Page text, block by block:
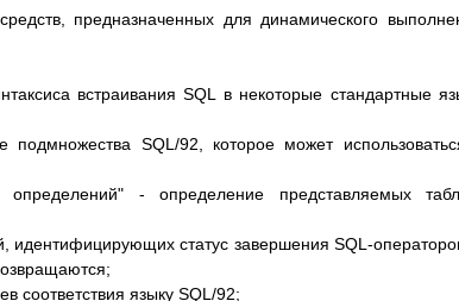
предназначенных для динамического
встраивания SQL в некоторые стандартные
SQL/92, которое может
- определение представляемых
идентифицирующих статус завершения SQL-
соответствия языку SQL/92;